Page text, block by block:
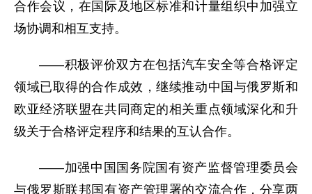
合作会议，在国际及地区标准和计量组织中加强立
场协调和相互支持。
——积极评价双方在包括汽车安全等合格评定
领域已取得的合作成效，继续推动中国与俄罗斯和
欧亚经济联盟在共同商定的相关重点领域深化和升
级关于合格评定程序和结果的互认合作。
——加强中国国务院国有资产监督管理委员会
与俄罗斯联邦国有资产管理署的交流合作，分享两